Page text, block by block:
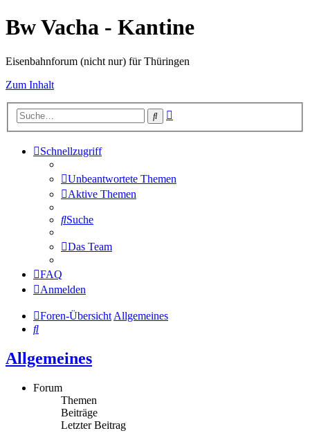
Bw Vacha - Kantine
Eisenbahnforum (nicht nur) für Thüringen
Zum Inhalt
Suche
Schnellzugriff
Unbeantwortete Themen
Aktive Themen
Suche
Das Team
FAQ
Anmelden
Foren-ÜbersichtAllgemeines
Suche
Allgemeines
Forum
Themen
Beiträge
Letzter Beitrag